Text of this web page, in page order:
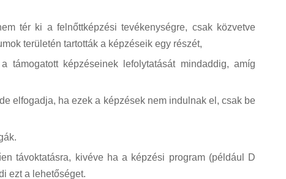
tér ki a felnőttképzési tevékenységre, csak közvetve
területén tartották a képzéseik egy részét,
támogatott képzéseinek lefolytatását mindaddig, amíg
elfogadja, ha ezek a képzések nem indulnak el, csak be
távoktatásra, kivéve ha a képzési program (például D
ezt a lehetőséget.